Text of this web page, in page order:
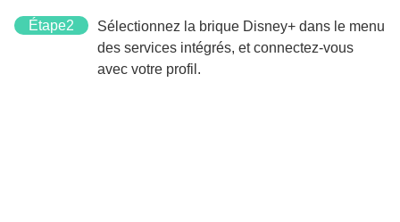
Étape2
Sélectionnez la brique Disney+ dans le menu
des services intégrés, et connectez-vous
avec votre profil.